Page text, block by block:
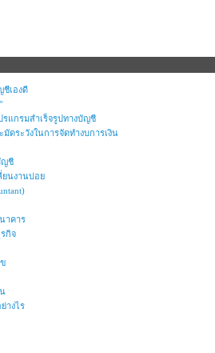
เองดี
รแกรมสำเร็จรูปทางบัญชี
ดระวังในการจัดทำงบการเงิน
ญชี
นงานบ่อย
าคาร
กิจ
างไร